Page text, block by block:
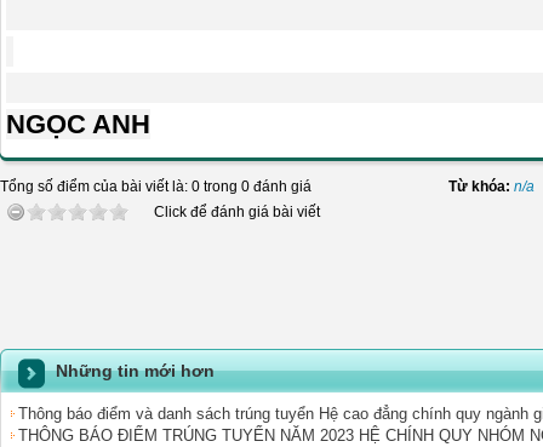
NGỌC ANH
Tổng số điểm của bài viết là: 0 trong 0 đánh giá
Click để đánh giá bài viết
Từ khóa: n/a
Những tin mới hơn
Thông báo điểm và danh sách trúng tuyển Hệ cao đẳng chính quy ngành
THÔNG BÁO ĐIỂM TRÚNG TUYỂN NĂM 2023 HỆ CHÍNH QUY NHÓM